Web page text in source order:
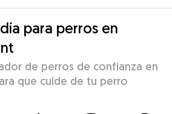
para perros en
de perros de confianza en
que cuide de tu perro